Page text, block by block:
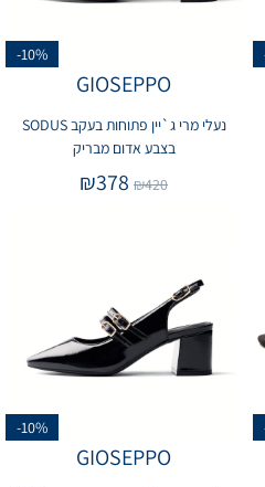
-10%
GIOSEPPO
נעלי מרי ג`יין פתוחות בעקב SODUS
בצבע אדום מבריק
₪420
₪378
-10%
GIOSEPPO